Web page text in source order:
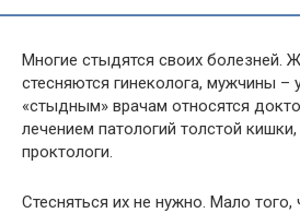
Многие стыдятся своих болезней.
стесняются гинеколога, мужчины –
«стыдным» врачам относятся
лечением патологий толстой
проктологи.
Стесняться их не нужно. Мало того,